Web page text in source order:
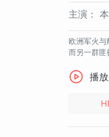
主演：
欧洲军火与
而另一群匪
播